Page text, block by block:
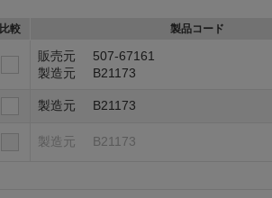
比較 製品コード
販売元
507-67161
製造元
B21173
製造元 B21173
製造元 B21173